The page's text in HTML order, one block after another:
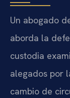
Un abogado
aborda la
custodia
alegados por
cambio de